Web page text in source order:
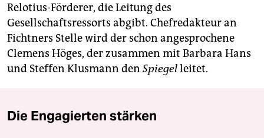
Relotius-Förderer, die Leitung des
Gesellschaftsressorts abgibt. Chefredakteur an
Fichtners Stelle wird der schon angesprochene
Clemens Höges, der zusammen mit Barbara Hans
und Steffen Klusmann den Spiegelleitet.
Die Engagierten stärken